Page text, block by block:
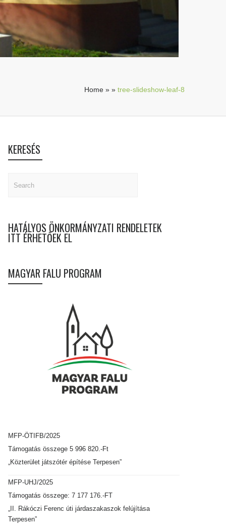
Home » » tree-slideshow-leaf-8
KERESÉS
HATÁLYOS ÖNKORMÁNYZATI RENDELETEK
ITT ÉRHETŐEK EL
MAGYAR FALU PROGRAM
MFP-ÖTIFB/2025
Támogatás összege 5 996 820.-Ft
„Közterület játszótér építése Terpesen”
MFP-UHJ/2025
Támogatás összege: 7 177 176.-FT
„II. Rákóczi Ferenc úti járdaszakaszok felújítása
Terpesen”